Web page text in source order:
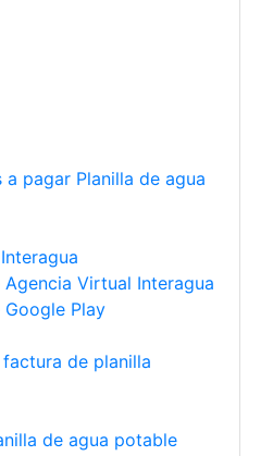
a pagar Planilla de agua
Interagua
Agencia Virtual Interagua
Google Play
de planilla
de agua potable